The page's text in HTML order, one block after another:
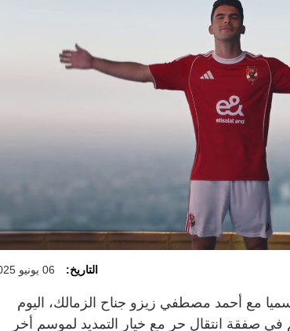
التاريخ: 06 يونيو 2025
مع أحمد مصطفي زيزو جناح الزمالك، اليوم
في صفقة انتقال حر مع خيار التمديد لموسم أخر